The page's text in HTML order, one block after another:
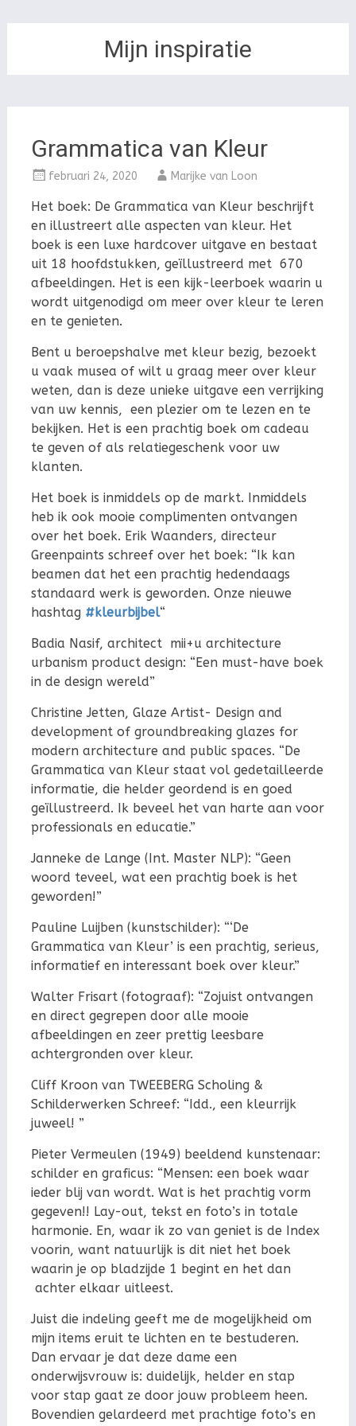
Mijn inspiratie
Grammatica van Kleur
februari 24, 2020 Marijke van Loon
Het boek: De Grammatica van Kleur beschrijft
en illustreert alle aspecten van kleur. Het
boek is een luxe hardcover uitgave en bestaat
uit 18 hoofdstukken, geïllustreerd met 670
afbeeldingen. Het is een kijk-leerboek waarin u
wordt uitgenodigd om meer over kleur te leren
en te genieten.
Bent u beroepshalve met kleur bezig, bezoekt
u vaak musea of wilt u graag meer over kleur
weten, dan is deze unieke uitgave een verrijking
van uw kennis, een plezier om te lezen en te
bekijken. Het is een prachtig boek om cadeau
te geven of als relatiegeschenk voor uw
klanten.
Het boek is inmiddels op de markt. Inmiddels
heb ik ook mooie complimenten ontvangen
over het boek. Erik Waanders, directeur
Greenpaints schreef over het boek: “Ik kan
beamen dat het een prachtig hedendaags
standaard werk is geworden. Onze nieuwe
hashtag #kleurbijbel“
Badia Nasif, architect mii+u architecture
urbanism product design: “Een must-have boek
in de design wereld”
Christine Jetten, Glaze Artist- Design and
development of groundbreaking glazes for
modern architecture and public spaces. “De
Grammatica van Kleur staat vol gedetailleerde
informatie, die helder geordend is en goed
geïllustreerd. Ik beveel het van harte aan voor
professionals en educatie.”
Janneke de Lange (Int. Master NLP): “Geen
woord teveel, wat een prachtig boek is het
geworden!”
Pauline Luijben (kunstschilder): “‘De
Grammatica van Kleur’ is een prachtig, serieus,
informatief en interessant boek over kleur.”
Walter Frisart (fotograaf): “Zojuist ontvangen
en direct gegrepen door alle mooie
afbeeldingen en zeer prettig leesbare
achtergronden over kleur.
Cliff Kroon van TWEEBERG Scholing &
Schilderwerken Schreef: “Idd., een kleurrijk
juweel! ”
Pieter Vermeulen (1949) beeldend kunstenaar:
schilder en graficus: “Mensen: een boek waar
ieder blij van wordt. Wat is het prachtig vorm
gegeven!! Lay-out, tekst en foto’s in totale
harmonie. En, waar ik zo van geniet is de Index
voorin, want natuurlijk is dit niet het boek
waarin je op bladzijde 1 begint en het dan
achter elkaar uitleest.
Juist die indeling geeft me de mogelijkheid om
mijn items eruit te lichten en te bestuderen.
Dan ervaar je dat deze dame een
onderwijsvrouw is: duidelijk, helder en stap
voor stap gaat ze door jouw probleem heen.
Bovendien gelardeerd met prachtige foto’s en